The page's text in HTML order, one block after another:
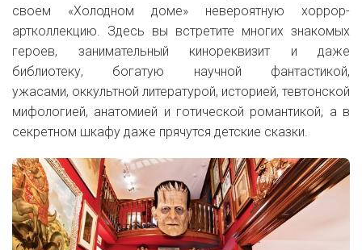
своем «Холодном доме» невероятную хоррор-
артколлекцию. Здесь вы встретите многих знакомых
героев, занимательный кинореквизит и даже
библиотеку, богатую научной фантастикой,
ужасами, оккультной литературой, историей, тевтонской
мифологией, анатомией и готической романтикой, а в
секретном шкафу даже прячутся детские сказки.